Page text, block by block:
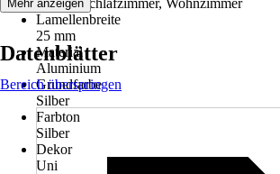
Küche, Schlafzimmer, Wohnzimmer
Lamellenbreite
25 mm
Material
Aluminium
Grundfarbe
Silber
Farbton
Silber
Dekor
Uni
Mehr anzeigen
Datenblätter
Bereich überspringen